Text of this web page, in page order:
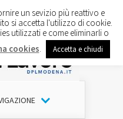
un sevizio più reattivo e
si accetta l'utilizzo di cookie.
utilizzati e come eliminarli o
cookies Accetta e chiudi